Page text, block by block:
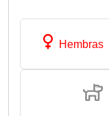
Hembras